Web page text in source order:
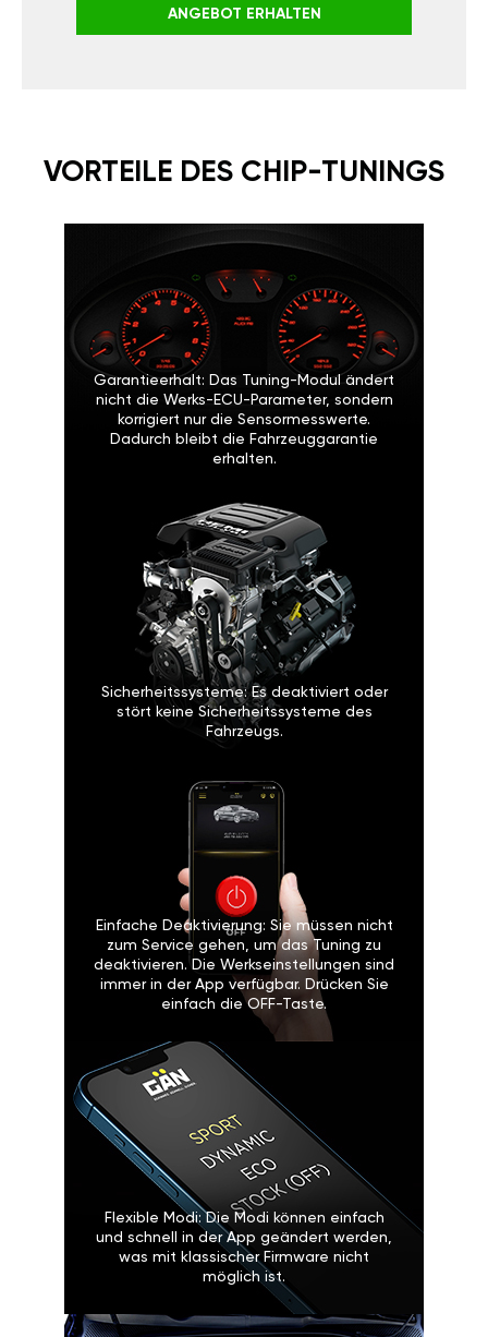
ANGEBOT ERHALTEN
VORTEILE DES CHIP-TUNINGS
Garantieerhalt: Das Tuning-Modul ändert
nicht die Werks-ECU-Parameter, sondern
korrigiert nur die Sensormesswerte.
Dadurch bleibt die Fahrzeuggarantie
erhalten.
Sicherheitssysteme: Es deaktiviert oder
stört keine Sicherheitssysteme des
Fahrzeugs.
Einfache Deaktivierung: Sie müssen nicht
zum Service gehen, um das Tuning zu
deaktivieren. Die Werkseinstellungen sind
immer in der App verfügbar. Drücken Sie
einfach die OFF-Taste.
Flexible Modi: Die Modi können einfach
und schnell in der App geändert werden,
was mit klassischer Firmware nicht
möglich ist.